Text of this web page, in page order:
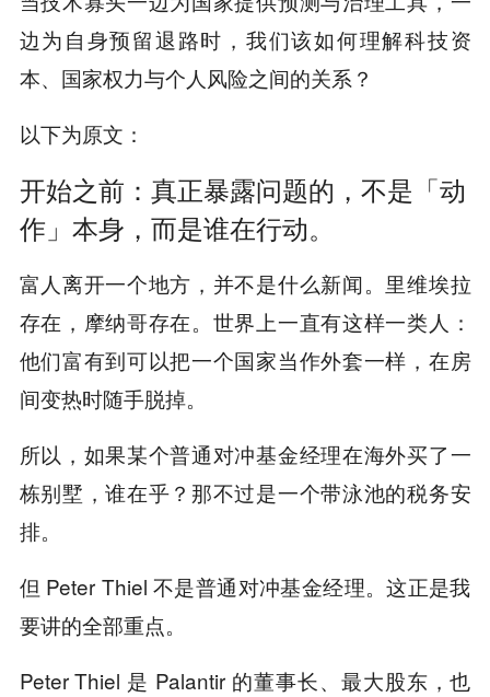
边为自身预留退路时，我们该如何理解科技资
本、国家权力与个人风险之间的关系？
以下为原文：
开始之前：真正暴露问题的，不是「动
作」本身，而是谁在行动。
富人离开一个地方，并不是什么新闻。里维埃拉
存在，摩纳哥存在。世界上一直有这样一类人：
他们富有到可以把一个国家当作外套一样，在房
间变热时随手脱掉。
所以，如果某个普通对冲基金经理在海外买了一
栋别墅，谁在乎？那不过是一个带泳池的税务安
排。
但 Peter Thiel 不是普通对冲基金经理。这正是我
要讲的全部重点。
Peter Thiel 是 Palantir 的董事长、最大股东，也